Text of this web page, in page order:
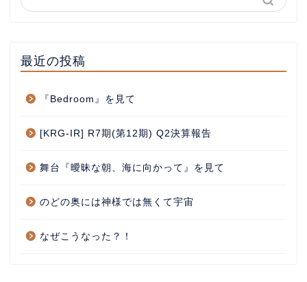
最近の投稿
『Bedroom』を見て
[KRG-IR] R7期(第12期) Q2決算報告
舞台『曖昧な朝、海に向かって』を見て
のどの奥には神様では無くて宇宙
なぜこうなった？！